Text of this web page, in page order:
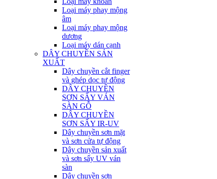
Loại máy phay mộng
âm
Loại máy phay mộng
dương
Loại máy dán cạnh
DÂY CHUYỀN SẢN
XUẤT
Dây chuyền cắt finger
và ghép dọc tự động
DÂY CHUYỀN
SƠN SẤY VÁN
SÀN GỖ
DÂY CHUYỀN
SƠN SẤY IR-UV
Dây chuyền sơn mặt
và sơn cửa tự động
Dây chuyền sản xuất
và sơn sấy UV ván
sàn
Dây chuyền sơn